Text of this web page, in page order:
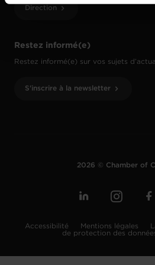
vos données personnelles, vous
Restez informé(e)
Restez informé(e) sur vos sujets
S'inscrire à la newsletter
Direction
2026 © Chamber of
Accessibilité Mentions légales
de protection des